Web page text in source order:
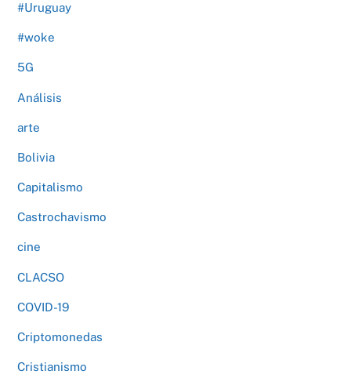
#Uruguay
#woke
5G
Análisis
arte
Bolivia
Capitalismo
Castrochavismo
cine
CLACSO
COVID-19
Criptomonedas
Cristianismo